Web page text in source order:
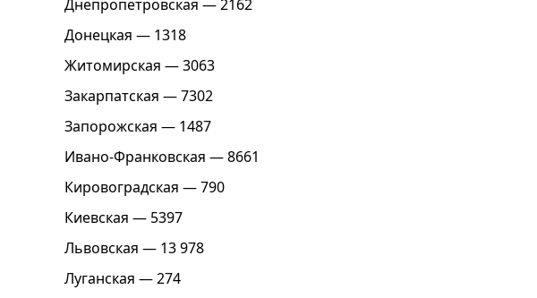
Днепропетровская — 2162
Донецкая — 1318
Житомирская — 3063
Закарпатская — 7302
Запорожская — 1487
Ивано-Франковская — 8661
Кировоградская — 790
Киевская — 5397
Львовская — 13 978
Луганская — 274